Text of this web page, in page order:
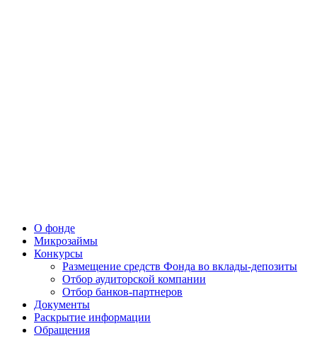
О фонде
Микрозаймы
Конкурсы
Размещение средств Фонда во вклады-депозиты
Отбор аудиторской компании
Отбор банков-партнеров
Документы
Раскрытие информации
Обращения